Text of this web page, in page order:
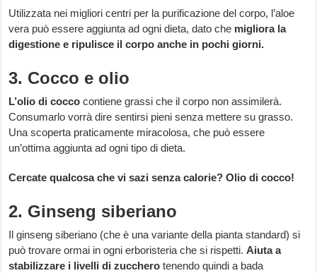
Utilizzata nei migliori centri per la purificazione del corpo, l’aloe
vera può essere aggiunta ad ogni dieta, dato che migliora la
digestione e ripulisce il corpo anche in pochi giorni.
3. Cocco e olio
L’olio di coccocontiene grassi che il corpo non assimilerà.
Consumarlo vorrà dire sentirsi pieni senza mettere su grasso.
Una scoperta praticamente miracolosa, che può essere
un’ottima aggiunta ad ogni tipo di dieta.
Cercate qualcosa che vi sazi senza calorie? Olio di cocco!
2. Ginseng siberiano
Il ginseng siberiano (che è una variante della pianta standard) si
può trovare ormai in ogni erboristeria che si rispetti.Aiuta a
stabilizzare i livelli di zuccherotenendo quindi a bada